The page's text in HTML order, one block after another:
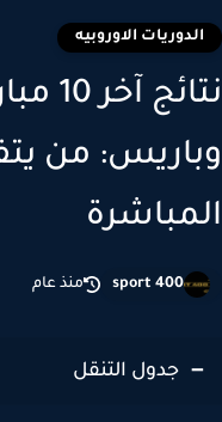
الاوروبيه
نتائج
من
sport 400 منذ عام
جدول التنقل